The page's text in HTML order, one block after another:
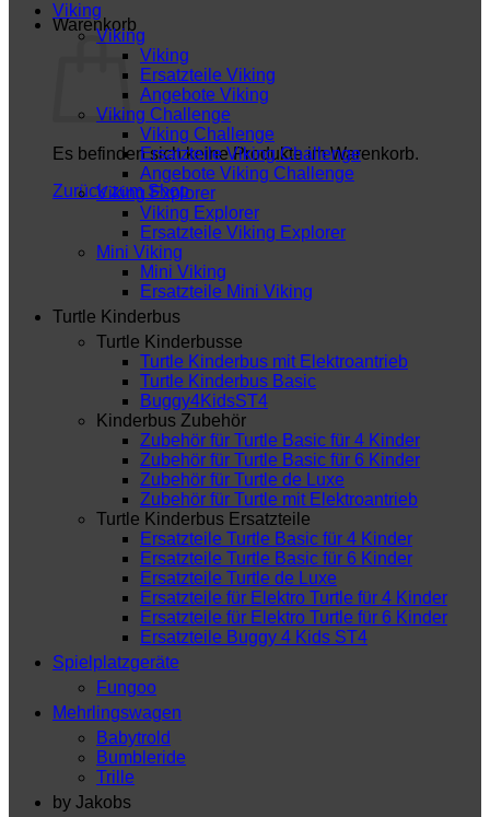
Warenkorb
Es befinden sich keine Produkte im Warenkorb.
Zurück zum Shop
Viking
Viking
Viking
Ersatzteile Viking
Angebote Viking
Viking Challenge
Viking Challenge
Ersatzteile Viking Challenge
Angebote Viking Challenge
Viking Explorer
Viking Explorer
Ersatzteile Viking Explorer
Mini Viking
Mini Viking
Ersatzteile Mini Viking
Turtle Kinderbus
Turtle Kinderbusse
Turtle Kinderbus mit Elektroantrieb
Turtle Kinderbus Basic
Buggy4KidsST4
Kinderbus Zubehör
Zubehör für Turtle Basic für 4 Kinder
Zubehör für Turtle Basic für 6 Kinder
Zubehör für Turtle de Luxe
Zubehör für Turtle mit Elektroantrieb
Turtle Kinderbus Ersatzteile
Ersatzteile Turtle Basic für 4 Kinder
Ersatzteile Turtle Basic für 6 Kinder
Ersatzteile Turtle de Luxe
Ersatzteile für Elektro Turtle für 4 Kinder
Ersatzteile für Elektro Turtle für 6 Kinder
Ersatzteile Buggy 4 Kids ST4
Spielplatzgeräte
Fungoo
Mehrlingswagen
Babytrold
Bumbleride
Trille
by Jakobs